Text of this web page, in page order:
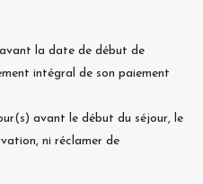
la date de début de
intégral de son paiement
avant le début du séjour, le
ni réclamer de